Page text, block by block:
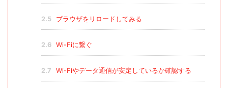
2.5 ブラウザをリロードしてみる
2.6 Wi-Fiに繋ぐ
2.7 Wi-Fiやデータ通信が安定しているか確認する